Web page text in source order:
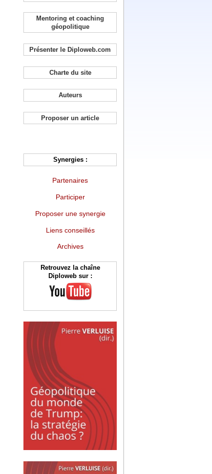
Mentoring et coaching
géopolitique
Présenter le Diploweb.com
Charte du site
Auteurs
Proposer un article
Synergies :
Partenaires
Participer
Proposer une synergie
Liens conseillés
Archives
Retrouvez la chaîne
Diploweb sur :